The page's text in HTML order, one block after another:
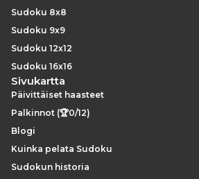
Sudoku 8x8
Sudoku 9x9
Sudoku 12x12
Sudoku 16x16
Sivukartta
Päivittäiset haasteet
Palkinnot (🏆0/12)
Blogi
Kuinka pelata Sudoku
Sudokun historia